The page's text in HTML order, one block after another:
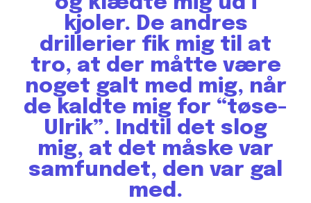
kjoler. De andres
drillerier fik mig til at
tro, at der måtte være
noget galt med mig, når
de kaldte mig for “tøse-
Ulrik”. Indtil det slog
mig, at det måske var
samfundet, den var gal
med.